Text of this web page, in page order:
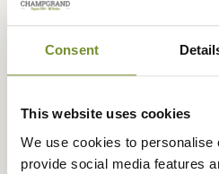
Consent
This website uses cookies
We use cookies to personalise
provide social media features
Faciles à enfiler grâce à leurs
effréné des enfants tout en
constant. Lesoutien du pied
amovible qui permet d’adapter
croissance de l’enfant. Le tout
extérieure légère et résistante,